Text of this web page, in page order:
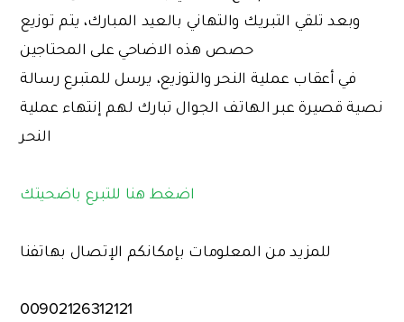
وبعد تلقي التبريك والتهاني بالعيد المبارك، يتم توزيع
حصص هذه الاضاحي على المحتاجين
في أعقاب عملية النحر والتوزيع، يرسل للمتبرع رسالة
نصية قصيرة عبر الهاتف الجوال تبارك لهم إنتهاء عملية
النحر
اضغط هنا للتبرع باضحيتك
للمزيد من المعلومات بإمكانكم الإتصال بهاتفنا
00902126312121